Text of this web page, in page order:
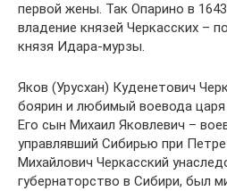
первой жены. Так Опарино в
владение князей Черкасских –
князя Идара-мурзы.
Яков (Урусхан) Куденетович
боярин и любимый воевода
Его сын Михаил Яковлевич –
управлявший Сибирью при
Михайлович Черкасский
губернаторство в Сибири, был